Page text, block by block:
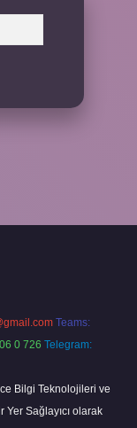
Teams:
0 726 Telegram:
Bilgi Teknolojileri ve
Yer Sağlayıcı olarak